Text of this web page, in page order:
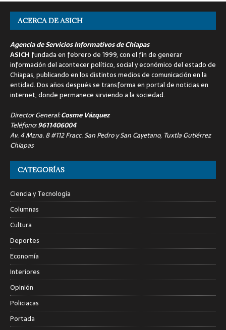
ACERCA DE ASICH
Agencia de Servicios Informativos de Chiapas
ASICH fundada en febrero de 1999, con el fin de generar
información del acontecer político, social y económico del estado de
Chiapas, publicando en los distintos medios de comunicación en la
entidad. Dos años después se transforma en portal de noticias en
internet, donde permanece sirviendo a la sociedad.
Director General:Cosme Vázquez
Teléfono:9611406004
Av. 4 Mzna. 8 #112 Fracc. San Pedro y San Cayetano, Tuxtla Gutiérrez
Chiapas
CATEGORÍAS
Ciencia y Tecnología
Columnas
Cultura
Deportes
Economía
Interiores
Opinión
Policiacas
Portada